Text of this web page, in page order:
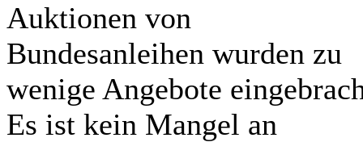
Auktionen von
Bundesanleihen wurden zu
wenige Angebote
Es ist kein Mangel an